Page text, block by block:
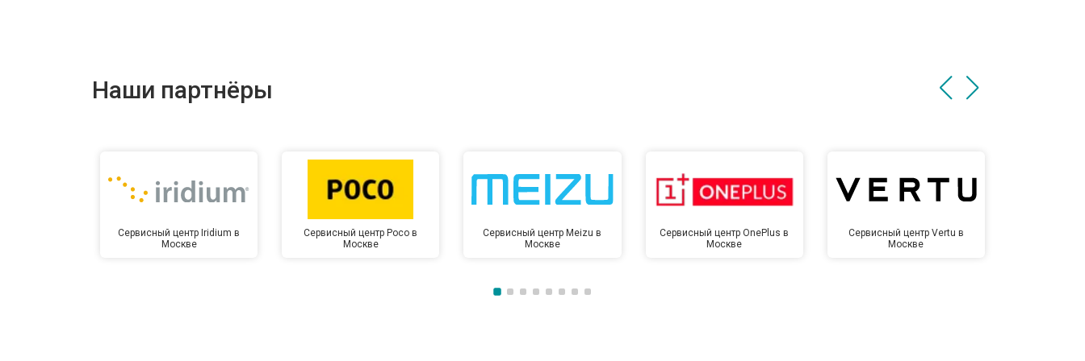
Наши партнёры
Сервисный центр Iridium в
Москве
Сервисный центр Poco в
Москве
Сервисный центр Meizu в
Москве
Сервисный центр OnePlus в
Москве
Сервисный центр Vertu в
Москве